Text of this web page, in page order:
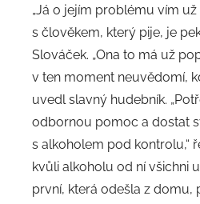
„Já o jejím problému vím
s člověkem, který pije, je
Slováček. „Ona to má už
v ten moment neuvědomí,
uvedl slavný hudebník.
odbornou pomoc a dostat
s alkoholem pod kontrolu,“
kvůli alkoholu od ní všichni
první, která odešla z domu,